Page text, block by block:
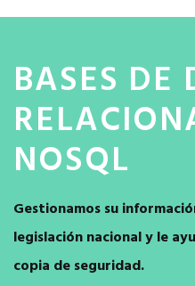
BASES DE
NOSQL
Gestionamos su
legislación nacional y le
copia de seguridad.